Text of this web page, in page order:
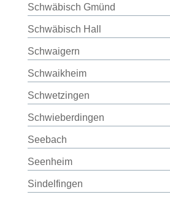
Schwäbisch Gmünd
Schwäbisch Hall
Schwaigern
Schwaikheim
Schwetzingen
Schwieberdingen
Seebach
Seenheim
Sindelfingen